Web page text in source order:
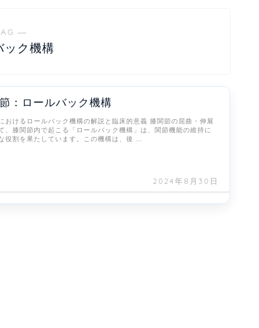
―
ック機構
：ロールバック機構
2024年8月30日
おけるロールバック機構の解説と臨床的意義 膝関節の屈曲・伸展
、膝関節内で起こる「ロールバック機構」は、関節機能の維持に
役割を果たしています。この機構は、後 …